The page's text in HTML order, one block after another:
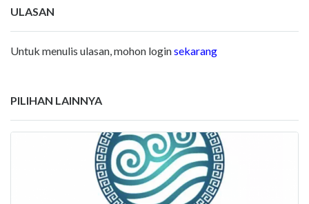
ULASAN
Untuk menulis ulasan, mohon loginsekarang
PILIHAN LAINNYA